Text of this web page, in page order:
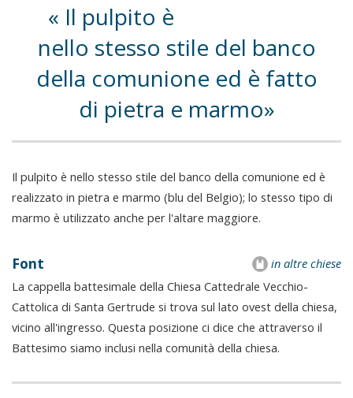
Il pulpito è
nello stesso stile del banco
della comunione ed è fatto
di pietra e marmo
Il pulpito è nello stesso stile del banco della comunione ed è
realizzato in pietra e marmo (blu del Belgio); lo stesso tipo di
marmo è utilizzato anche per l'altare maggiore.
in altre chiese
Font
La cappella battesimale della Chiesa Cattedrale Vecchio-
Cattolica di Santa Gertrude si trova sul lato ovest della chiesa,
vicino all'ingresso. Questa posizione ci dice che attraverso il
Battesimo siamo inclusi nella comunità della chiesa.